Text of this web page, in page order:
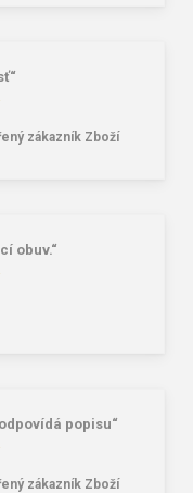
zákazník Zboží
obuv.“
popisu“
zákazník Zboží